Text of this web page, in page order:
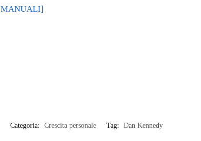
Categoria: Crescita personale Tag: Dan Kennedy